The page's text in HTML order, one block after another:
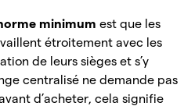
minimum est que les
étroitement avec les
de leurs sièges et s’y
centralisé ne demande pas
d’acheter, cela signifie